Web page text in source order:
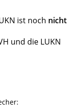
ist noch nicht
und die LUKN